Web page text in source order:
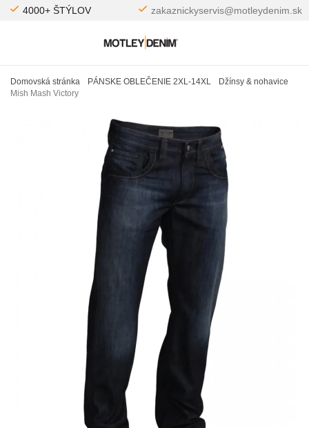
4000+ ŠTÝLOV zakaznickyservis@motleydenim.sk
Domovská stránka PÁNSKE OBLEČENIE 2XL-14XL
Džínsy & nohavice
Mish Mash Victory